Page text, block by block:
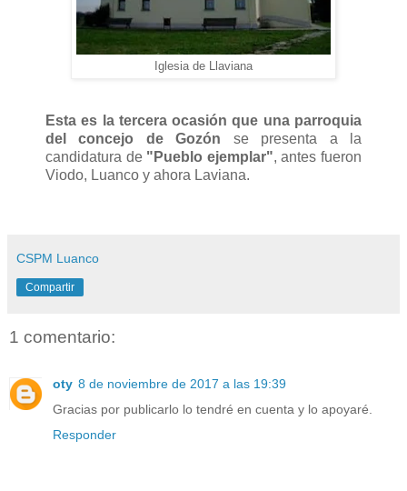
Iglesia de Llaviana
Esta es la tercera ocasión que una parroquia
del concejo de Gozón se presenta a la
candidatura de "Pueblo ejemplar", antes fueron
Viodo, Luanco y ahora Laviana.
CSPM Luanco
Compartir
1 comentario:
oty 8 de noviembre de 2017 a las 19:39
Gracias por publicarlo lo tendré en cuenta y lo apoyaré.
Responder